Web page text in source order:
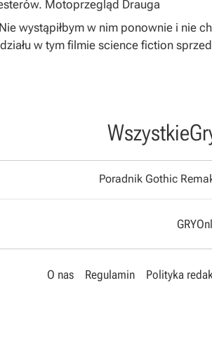
Motoprzegląd Drauga
wystąpiłbym w nim ponownie i nie
w tym filmie science fiction
Wszystkie
Poradnik Gothic
O nas Regulamin Polityka